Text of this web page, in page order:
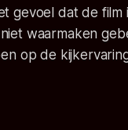
gevoel dat de film
waarmaken
op de